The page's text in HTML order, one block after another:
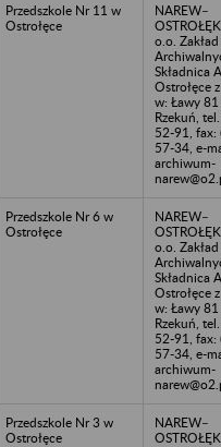
Przedszkole Nr 11 w
Ostrołęce
NAREW–
o.o.
Składnica
Ostrołęce
w: Ławy
Rzekuń,
52-91, fax:
57-34, e-
archiwum-
Przedszkole Nr 6 w
Ostrołęce
NAREW–
o.o.
Składnica
Ostrołęce
w: Ławy
Rzekuń,
52-91, fax:
57-34, e-
archiwum-
Przedszkole Nr 3 w
Ostrołęce
NAREW–